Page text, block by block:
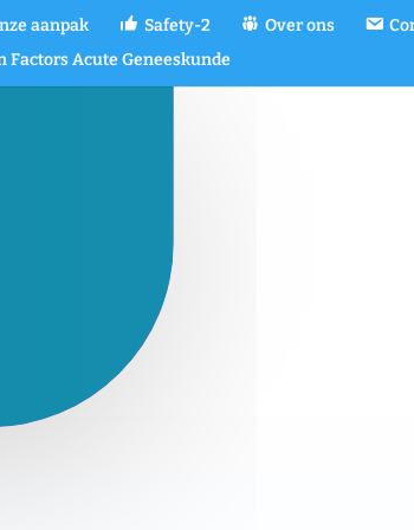
aanpak Safety-2 Over ons
Factors Acute Geneeskunde